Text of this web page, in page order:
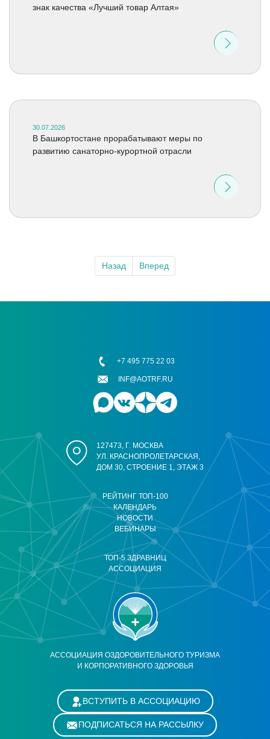
знак качества «Лучший товар Алтая»
30.07.2026
В Башкортостане прорабатывают меры по
развитию санаторно-курортной отрасли
Назад Вперед
АССОЦИАЦИЯ ОЗДОРОВИТЕЛЬНОГО ТУРИЗМА
И КОРПОРАТИВНОГО ЗДОРОВЬЯ
РЕЙТИНГ ТОП-100
КАЛЕНДАРЬ
НОВОСТИ
ВЕБИНАРЫ
ТОП-5 ЗДРАВНИЦ
АССОЦИАЦИЯ
127473, Г. МОСКВА
УЛ. КРАСНОПРОЛЕТАРСКАЯ,
ДОМ 30, СТРОЕНИЕ 1, ЭТАЖ 3
+7 495 775 22 03
INF@AOTRF.RU
ВСТУПИТЬ В АССОЦИАЦИЮ
ПОДПИСАТЬСЯ НА РАССЫЛКУ